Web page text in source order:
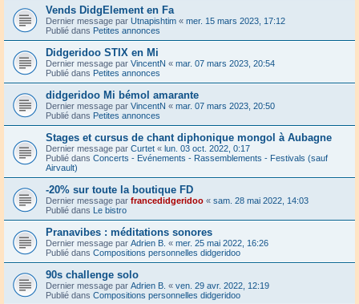
Vends DidgElement en Fa
Dernier message par Utnapishtim « mer. 15 mars 2023, 17:12
Publié dans Petites annonces
Didgeridoo STIX en Mi
Dernier message par VincentN « mar. 07 mars 2023, 20:54
Publié dans Petites annonces
didgeridoo Mi bémol amarante
Dernier message par VincentN « mar. 07 mars 2023, 20:50
Publié dans Petites annonces
Stages et cursus de chant diphonique mongol à Aubagne
Dernier message par Curtet « lun. 03 oct. 2022, 0:17
Publié dans Concerts - Evénements - Rassemblements - Festivals (sauf
Airvault)
-20% sur toute la boutique FD
Dernier message par francedidgeridoo « sam. 28 mai 2022, 14:03
Publié dans Le bistro
Pranavibes : méditations sonores
Dernier message par Adrien B. « mer. 25 mai 2022, 16:26
Publié dans Compositions personnelles didgeridoo
90s challenge solo
Dernier message par Adrien B. « ven. 29 avr. 2022, 12:19
Publié dans Compositions personnelles didgeridoo